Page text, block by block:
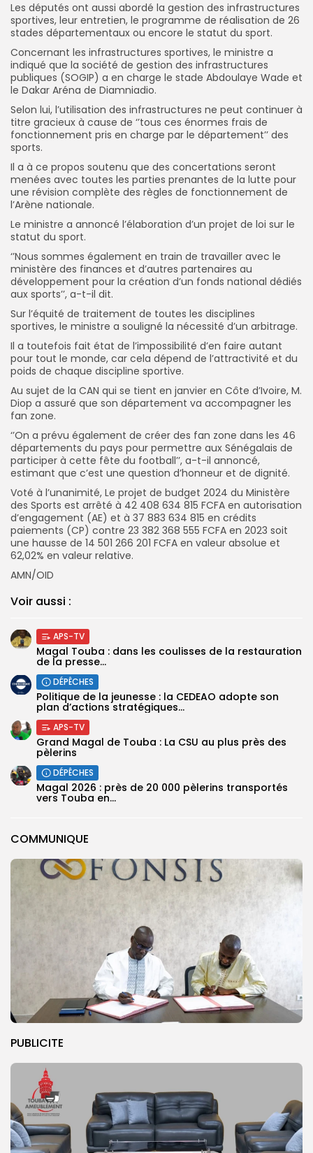
COMMUNIQUE
PUBLICITE
Les députés ont aussi abordé la gestion des infrastructures
sportives, leur entretien, le programme de réalisation de 26
stades départementaux ou encore le statut du sport.
Concernant les infrastructures sportives, le ministre a
indiqué que la société de gestion des infrastructures
publiques (SOGIP) a en charge le stade Abdoulaye Wade et
le Dakar Aréna de Diamniadio.
Selon lui, l’utilisation des infrastructures ne peut continuer à
titre gracieux à cause de ‘’tous ces énormes frais de
fonctionnement pris en charge par le département’’ des
sports.
Il a à ce propos soutenu que des concertations seront
menées avec toutes les parties prenantes de la lutte pour
une révision complète des règles de fonctionnement de
l’Arène nationale.
Le ministre a annoncé l’élaboration d’un projet de loi sur le
statut du sport.
‘’Nous sommes également en train de travailler avec le
ministère des finances et d’autres partenaires au
développement pour la création d’un fonds national dédiés
aux sports’’, a-t-il dit.
Sur l’équité de traitement de toutes les disciplines
sportives, le ministre a souligné la nécessité d’un arbitrage.
Il a toutefois fait état de l’impossibilité d’en faire autant
pour tout le monde, car cela dépend de l’attractivité et du
poids de chaque discipline sportive.
Au sujet de la CAN qui se tient en janvier en Côte d’Ivoire, M.
Diop a assuré que son département va accompagner les
fan zone.
‘’On a prévu également de créer des fan zone dans les 46
départements du pays pour permettre aux Sénégalais de
participer à cette fête du football’’, a-t-il annoncé,
estimant que c’est une question d’honneur et de dignité.
Voté à l’unanimité, Le projet de budget 2024 du Ministère
des Sports est arrêté à 42 408 634 815 FCFA en autorisation
d’engagement (AE) et à 37 883 634 815 en crédits
paiements (CP) contre 23 382 368 555 FCFA en 2023 soit
une hausse de 14 501 266 201 FCFA en valeur absolue et
62,02% en valeur relative.
AMN/OID
Voir aussi :
APS-TV
Magal Touba : dans les coulisses de la restauration
de la presse...
DÉPÊCHES
Politique de la jeunesse : la CEDEAO adopte son
plan d’actions stratégiques...
APS-TV
Grand Magal de Touba : La CSU au plus près des
pèlerins
DÉPÊCHES
Magal 2026 : près de 20 000 pèlerins transportés
vers Touba en...